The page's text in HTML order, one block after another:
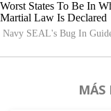
MÁS